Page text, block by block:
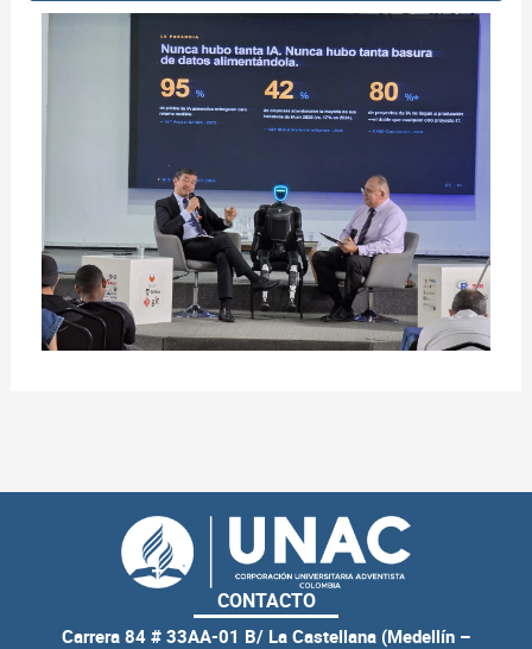
CONTACTO
Carrera 84 # 33AA-01 B/ La Castellana (Medellín –